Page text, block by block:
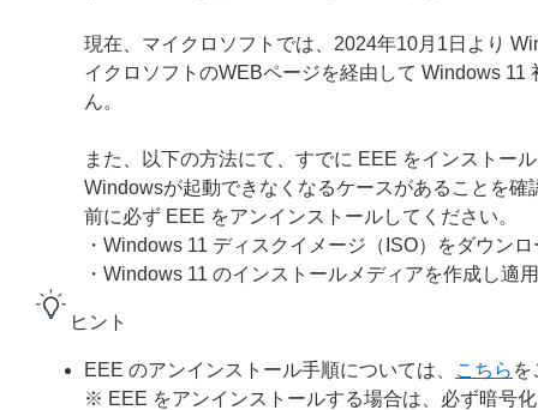
現在、マイクロソフトでは、2024年10月1日より
イクロソフトのWEBページを経由して Windows
ん。
また、以下の方法にて、すでに EEE をインストー
Windowsが起動できなくなるケースがあることを
前に必ず EEE をアンインストールしてください。
・Windows 11 ディスクイメージ（ISO）をダウン
・Windows 11 のインストールメディアを作成し適
ヒント
EEE のアンインストール手順については、 こちら を
※ EEE をアンインストールする場合は、必ず暗号